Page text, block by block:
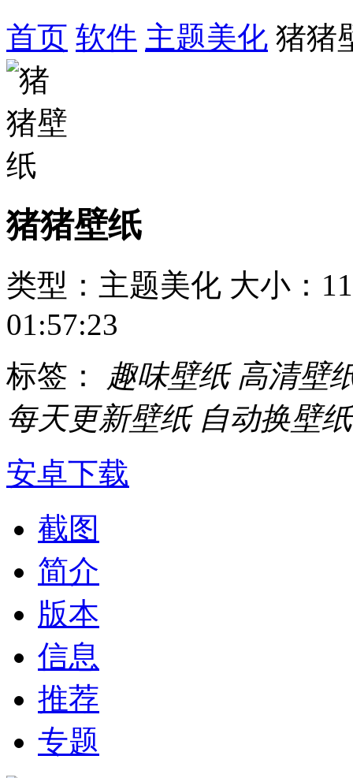
首页 软件 主题美化 猪猪
猪猪壁纸
类型：主题美化 大小：
01:57:23
标签： 趣味壁纸 高清壁
每天更新壁纸 自动换壁纸
安卓下载
截图
简介
版本
信息
推荐
专题